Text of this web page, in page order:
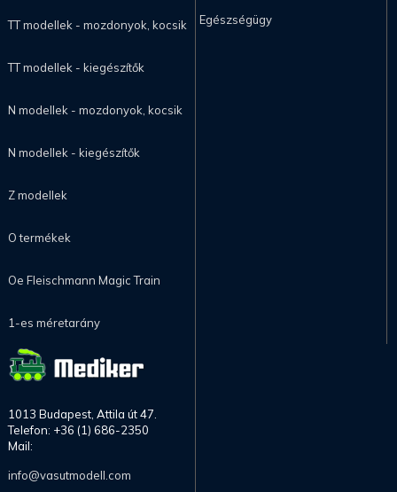
TT modellek - mozdonyok, kocsik
TT modellek - kiegészítők
N modellek - mozdonyok, kocsik
N modellek - kiegészítők
Z modellek
O termékek
Oe Fleischmann Magic Train
1-es méretarány
Egészségügy
1013 Budapest, Attila út 47.
Telefon: +36 (1) 686-2350
Mail:
info@vasutmodell.com